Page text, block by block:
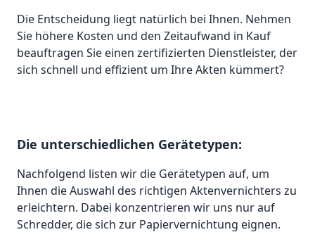
Die Entscheidung liegt natürlich bei Ihnen. Nehmen
Sie höhere Kosten und den Zeitaufwand in Kauf
beauftragen Sie einen zertifizierten Dienstleister, der
sich schnell und effizient um Ihre Akten kümmert?
Die unterschiedlichen Gerätetypen:
Nachfolgend listen wir die Gerätetypen auf, um
Ihnen die Auswahl des richtigen Aktenvernichters zu
erleichtern. Dabei konzentrieren wir uns nur auf
Schredder, die sich zur Papiervernichtung eignen.